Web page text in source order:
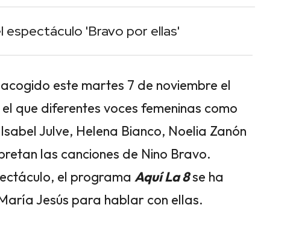
espectáculo 'Bravo por ellas'
este martes 7 de noviembre el
el que diferentes voces femeninas como
Julve, Helena Bianco, Noelia Zanón
las canciones de Nino Bravo.
el programa Aquí La 8se ha
Jesús para hablar con ellas.